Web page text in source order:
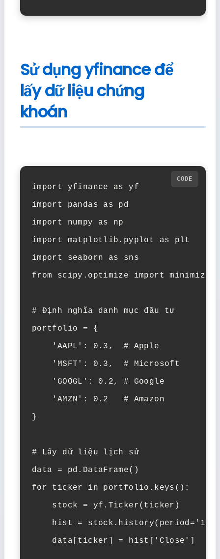
Sử dụng yfinance để
lấy dữ liệu chứng
khoán
import yfinance as yf
import pandas as pd
import numpy as np
import matplotlib.pyplot as plt
import seaborn as sns
from scipy.optimize import minimize
# Định nghĩa danh mục đầu tư
portfolio = {
    'AAPL': 0.3,  # Apple
    'MSFT': 0.3,  # Microsoft
    'GOOGL': 0.2, # Google
    'AMZN': 0.2   # Amazon
}
# Lấy dữ liệu lịch sử
data = pd.DataFrame()
for ticker in portfolio.keys():
    stock = yf.Ticker(ticker)
hist =
    data[ticker] = hist['Close']